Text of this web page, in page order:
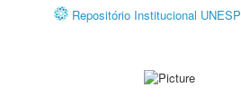
Repositório Institucional UNESP